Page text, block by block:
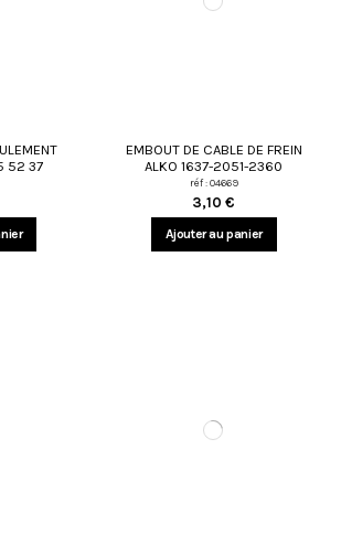
52 37
EMBOUT DE CABLE DE FREIN
ALKO 1637-2051-2360
réf : 04669
3,10 €
Ajouter au panier